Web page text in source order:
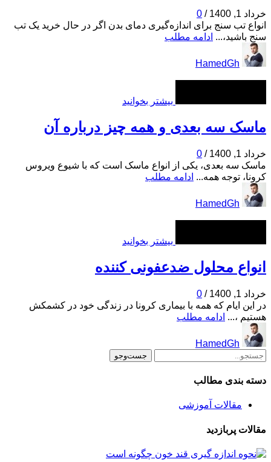
خرداد 1, 1400 /
0
انواع تب سنج برای اندازه‌گیری دمای بدن اگر در حال خرید یک تب
سنج باشید،... ادامه مطلب
HamedGh
بیشتر بخوانید
ماسک سه بعدی و همه چیز درباره آن
خرداد 1, 1400 /
0
ماسک سه بعدی، یکی از انواع ماسک است که با شیوع ویروس
کرونا، توجه همه... ادامه مطلب
HamedGh
بیشتر بخوانید
انواع محلول ضدعفونی کننده
خرداد 1, 1400 /
0
در این ایام که همه با بیماری کرونا در زندگی خود در کشمکش
هستیم ،... ادامه مطلب
HamedGh
جست‌وجو
دسته بندی مطالب
مقالات آموزشی
مقالات پربازدید